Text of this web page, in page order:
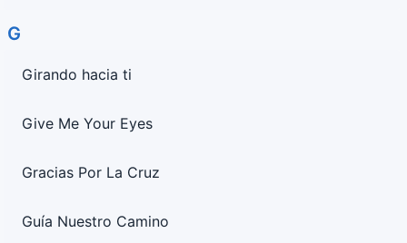
G
Girando hacia ti
Give Me Your Eyes
Gracias Por La Cruz
Guía Nuestro Camino